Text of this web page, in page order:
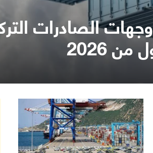
الصادرات
2026